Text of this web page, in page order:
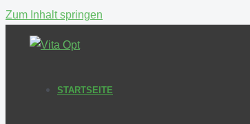
Zum Inhalt springen
STARTSEITE